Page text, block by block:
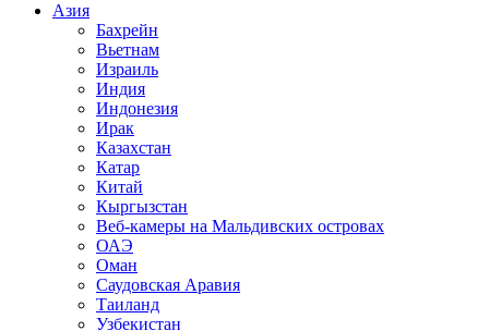
Азия
Бахрейн
Вьетнам
Израиль
Индия
Индонезия
Ирак
Казахстан
Катар
Китай
Кыргызстан
Веб-камеры на Мальдивских островах
ОАЭ
Оман
Саудовская Аравия
Таиланд
Узбекистан